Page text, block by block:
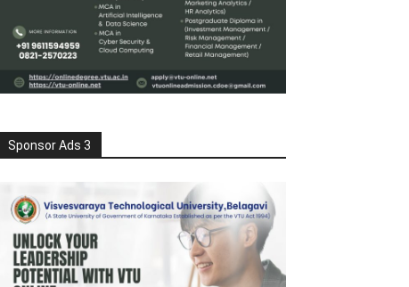
Sponsor Ads 3